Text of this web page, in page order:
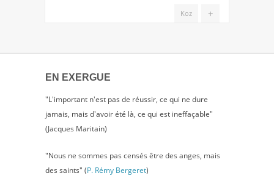
CHRISTIANISME
+
Koz
EN EXERGUE
"L'important n'est pas de réussir, ce qui ne dure
jamais, mais d'avoir été là, ce qui est ineffaçable"
(Jacques Maritain)
"Nous ne sommes pas censés être des anges, mais
des saints" (P. Rémy Bergeret)